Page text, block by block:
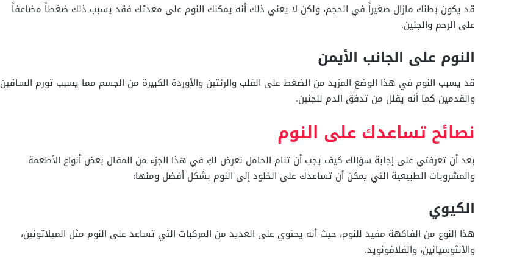
قد يكون بطنك مازال صغيراً في الحجم، ولكن لا يعني ذلك أنه يمكنك النوم على معدتك فقد يسبب ذلك ضغطاً مضاعفاً
على الرحم والجنين.
النوم على الجانب الأيمن
قد يسبب النوم في هذا الوضع المزيد من الضغط على القلب والرئتين والأوردة الكبيرة من الجسم مما يسبب تورم الساقين
والقدمين كما أنه يقلل من تدفق الدم للجنين.
نصائح تساعدك على النوم
بعد أن تعرفتي على إجابة سؤالك كيف يجب أن تنام الحامل نعرض لكِ في هذا الجزء من المقال بعض أنواع الأطعمة
والمشروبات الطبيعية التي يمكن أن تساعدك على الخلود إلى النوم بشكل أفضل ومنها:
الكيوي
هذا النوع من الفاكهة مفيد للنوم، حيث أنه يحتوي على العديد من المركبات التي تساعد على النوم مثل الميلاتونين،
والأنثوسيانين، والفلافونويد.